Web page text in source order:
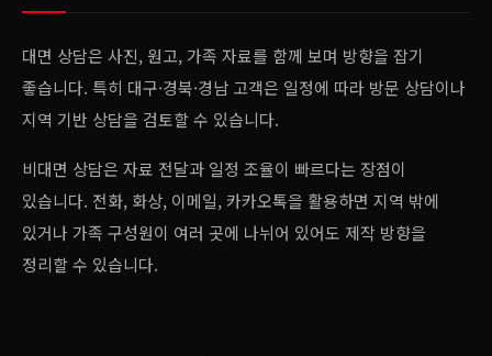
대면 상담은 사진, 원고, 가족 자료를 함께 보며 방향을 잡기
좋습니다. 특히 대구·경북·경남 고객은 일정에 따라 방문 상담이나
지역 기반 상담을 검토할 수 있습니다.
비대면 상담은 자료 전달과 일정 조율이 빠르다는 장점이
있습니다. 전화, 화상, 이메일, 카카오톡을 활용하면 지역 밖에
있거나 가족 구성원이 여러 곳에 나뉘어 있어도 제작 방향을
정리할 수 있습니다.